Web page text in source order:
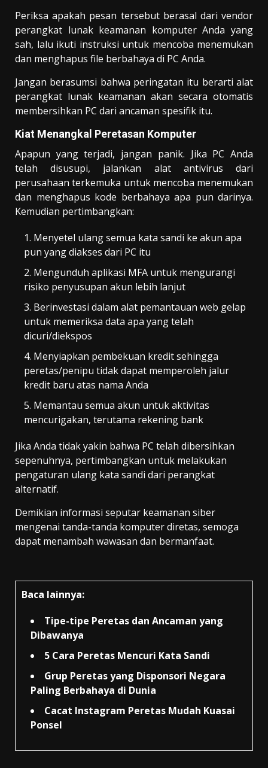
Periksa apakah pesan tersebut berasal dari vendor
perangkat lunak keamanan komputer Anda yang
sah, lalu ikuti instruksi untuk mencoba menemukan
dan menghapus file berbahaya di PC Anda.
Jangan berasumsi bahwa peringatan itu berarti alat
perangkat lunak keamanan akan secara otomatis
membersihkan PC dari ancaman spesifik itu.
Kiat Menangkal Peretasan Komputer
Apapun yang terjadi, jangan panik. Jika PC Anda
telah disusupi, jalankan alat antivirus dari
perusahaan terkemuka untuk mencoba menemukan
dan menghapus kode berbahaya apa pun darinya.
Kemudian pertimbangkan:
Menyetel ulang semua kata sandi ke akun apa
pun yang diakses dari PC itu
Mengunduh aplikasi MFA untuk mengurangi
risiko penyusupan akun lebih lanjut
Berinvestasi dalam alat pemantauan web gelap
untuk memeriksa data apa yang telah
dicuri/diekspos
Menyiapkan pembekuan kredit sehingga
peretas/penipu tidak dapat memperoleh jalur
kredit baru atas nama Anda
Memantau semua akun untuk aktivitas
mencurigakan, terutama rekening bank
Jika Anda tidak yakin bahwa PC telah dibersihkan
sepenuhnya, pertimbangkan untuk melakukan
pengaturan ulang kata sandi dari perangkat
alternatif.
Demikian informasi seputar keamanan siber
mengenai tanda-tanda komputer diretas, semoga
dapat menambah wawasan dan bermanfaat.
Baca lainnya:
Tipe-tipe Peretas dan Ancaman yang
Dibawanya
5 Cara Peretas Mencuri Kata Sandi
Grup Peretas yang Disponsori Negara
Paling Berbahaya di Dunia
Cacat Instagram Peretas Mudah Kuasai
Ponsel